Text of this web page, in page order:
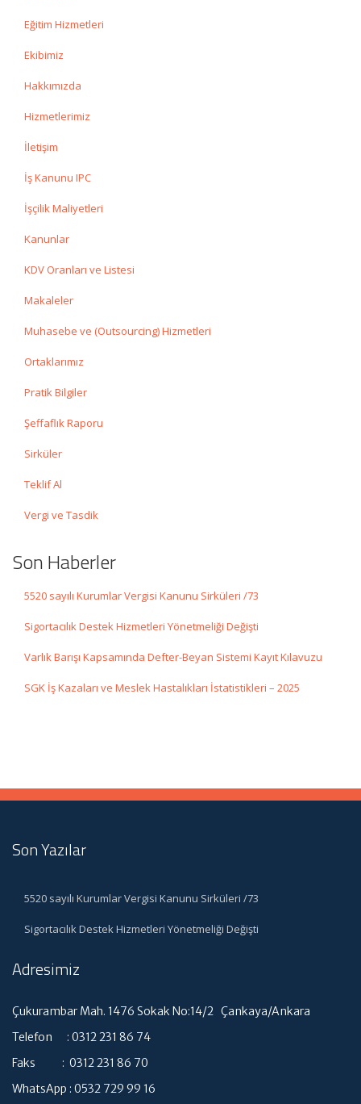
Eğitim Hizmetleri
Ekibimiz
Hakkımızda
Hizmetlerimiz
İletişim
İş Kanunu IPC
İşçilik Maliyetleri
Kanunlar
KDV Oranları ve Listesi
Makaleler
Muhasebe ve (Outsourcing) Hizmetleri
Ortaklarımız
Pratik Bilgiler
Şeffaflık Raporu
Sirküler
Teklif Al
Vergi ve Tasdik
Son Haberler
5520 sayılı Kurumlar Vergisi Kanunu Sirküleri /73
Sigortacılık Destek Hizmetleri Yönetmeliği Değişti
Varlık Barışı Kapsamında Defter-Beyan Sistemi Kayıt Kılavuzu
SGK İş Kazaları ve Meslek Hastalıkları İstatistikleri – 2025
Son Yazılar
5520 sayılı Kurumlar Vergisi Kanunu Sirküleri /73
Sigortacılık Destek Hizmetleri Yönetmeliği Değişti
Adresimiz
Çukurambar Mah. 1476 Sokak No:14/2 Çankaya/Ankara
Telefon : 0312 231 86 74
Faks : 0312 231 86 70
WhatsApp : 0532 729 99 16